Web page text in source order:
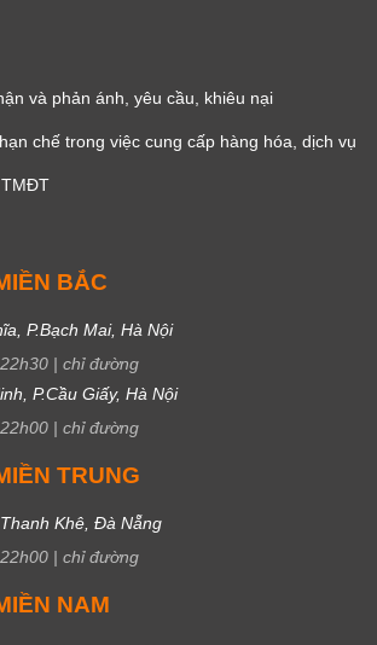
và phản ánh, yêu cầu, khiêu nại
chế trong việc cung cấp hàng hóa, dịch vụ
BẮC
P.Bạch Mai, Hà Nội
22h30 | chỉ đường
P.Cầu Giấy, Hà Nội
22h00 | chỉ đường
TRUNG
Khê, Đà Nẵng
22h00 | chỉ đường
NAM